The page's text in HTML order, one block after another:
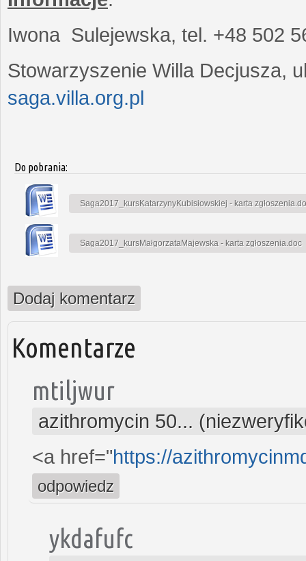
Iwona Sulejewska, tel. +48 502
Stowarzyszenie Willa Decjusza,
saga.villa.org.pl
Do pobrania:
Saga2017_kursKatarzynyKubisiowskiej - karta
Saga2017_kursMałgorzataMajewska - karta zgłoszenia.doc
Dodaj komentarz
Komentarze
mtiljwur
azithromycin 50...
<a href="https://
odpowiedz
ykdafufc